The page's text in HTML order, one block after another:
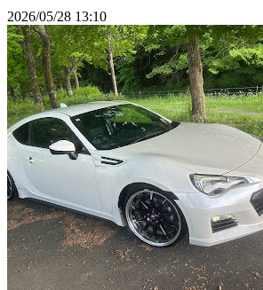
2026/05/28 13:10